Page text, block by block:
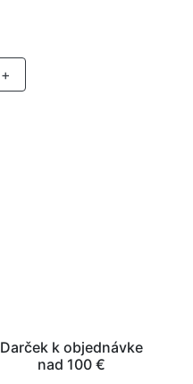
+
Darček k objednávke
nad 100 €